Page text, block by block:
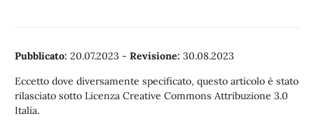
Pubblicato: 20.07.2023 - Revisione: 30.08.2023
Eccetto dove diversamente specificato, questo articolo è stato
rilasciato sotto Licenza Creative Commons Attribuzione 3.0
Italia.